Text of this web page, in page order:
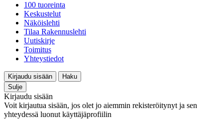
100 tuoreinta
Keskustelut
Näköislehti
Tilaa Rakennuslehti
Uutiskirje
Toimitus
Yhteystiedot
Kirjaudu sisään
Haku
Sulje
Kirjaudu sisään
Voit kirjautua sisään, jos olet jo aiemmin rekisteröitynyt ja sen
yhteydessä luonut käyttäjäprofiilin